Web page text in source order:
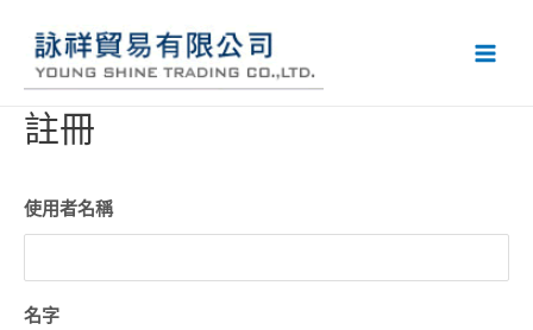
註冊
使用者名稱
名字